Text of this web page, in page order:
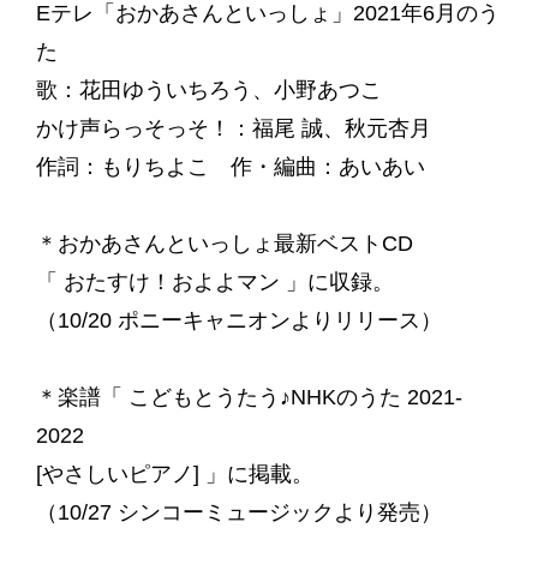
Eテレ「おかあさんといっしょ」2021年6月のう
た
歌：花田ゆういちろう、小野あつこ
かけ声らっそっそ！：福尾 誠、秋元杏月
作詞：もりちよこ 作・編曲：あいあい
＊おかあさんといっしょ最新ベストCD
「 おたすけ！およよマン 」に収録。
（10/20 ポニーキャニオンよりリリース）
＊楽譜「 こどもとうたう♪NHKのうた 2021-
2022
[やさしいピアノ] 」に掲載。
（10/27 シンコーミュージックより発売）